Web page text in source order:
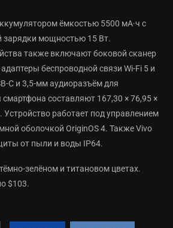
ёмкостью 5500 мА·ч с
зарядки мощностью 15 Вт.
также включают боковой сканер
беспроводной связи Wi-Fi 5 и
C и 3,5-мм аудиоразъём для
составляют 167,30 × 76,95 ×
Устройство работает под управлением
оболочкой OriginOS 4. Также Vivo
от пыли и воды IP64.
зелёном и титановом цветах.
$103.